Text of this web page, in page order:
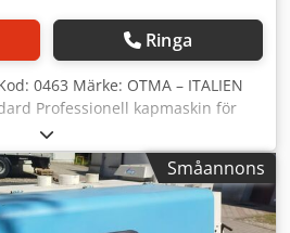
Ringa
0463 Märke: OTMA – ITALIEN
Professionell kapmaskin för
etc. – CE-standard Tekniska data
30 Trefasig motor, effekt hk 3
Kaphöjd mm 120
mm 70 Sidomarkering för
700 x 600 x 600 (höjd) Codszp E
Småannons